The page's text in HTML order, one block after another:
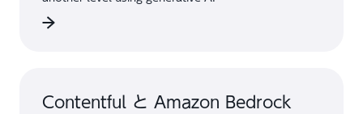
Contentful と Amazon Bedrock